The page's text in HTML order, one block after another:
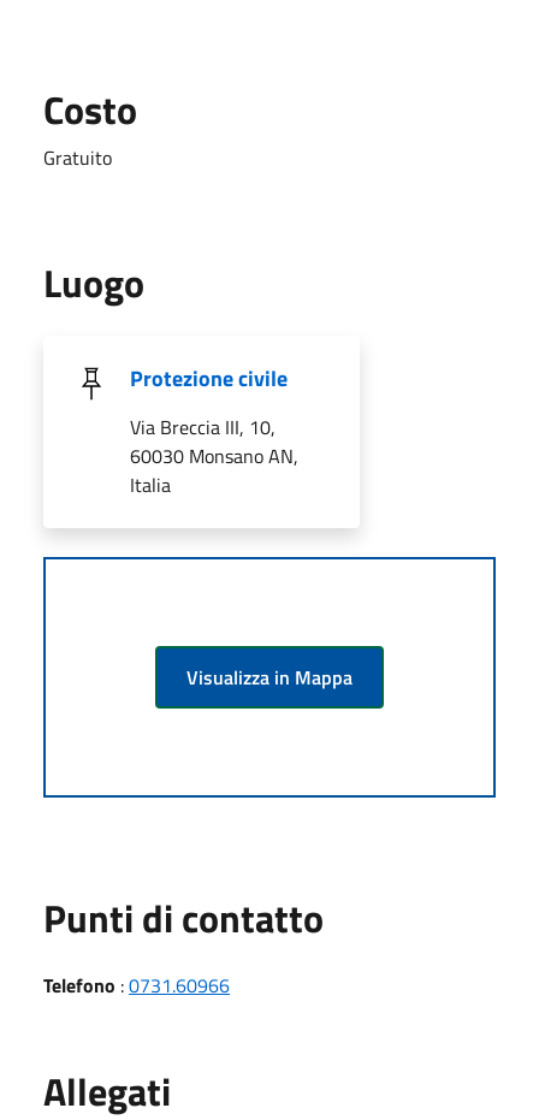
Costo
Gratuito
Luogo
Protezione civile
Via Breccia III, 10,
60030 Monsano AN,
Italia
Visualizza in Mappa
Punti di contatto
Telefono :0731.60966
Allegati